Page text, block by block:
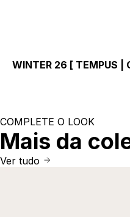
WINTER 26 [ TEMPUS |
COMPLETE O LOOK
Mais da
Ver tudo